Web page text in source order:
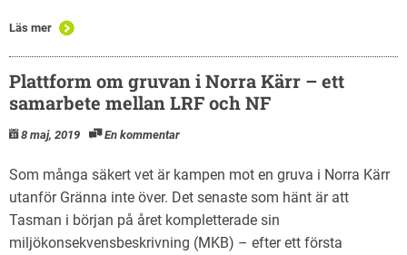
Läs mer
Plattform om gruvan i Norra Kärr – ett
samarbete mellan LRF och NF
8 maj, 2019 En kommentar
Som många säkert vet är kampen mot en gruva i Norra Kärr
utanför Gränna inte över. Det senaste som hänt är att
Tasman i början på året kompletterade sin
miljökonsekvensbeskrivning (MKB) – efter ett första